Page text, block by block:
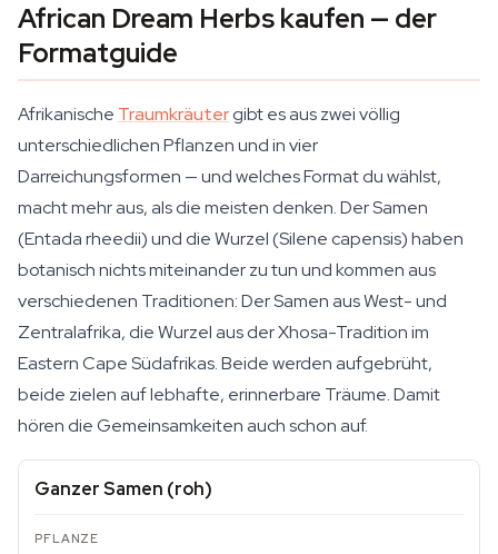
African Dream Herbs kaufen — der
Formatguide
Afrikanische Traumkräutergibt es aus zwei völlig
unterschiedlichen Pflanzen und in vier
Darreichungsformen — und welches Format du wählst,
macht mehr aus, als die meisten denken. Der Samen
(Entada rheedii) und die Wurzel (Silene capensis) haben
botanisch nichts miteinander zu tun und kommen aus
verschiedenen Traditionen: Der Samen aus West- und
Zentralafrika, die Wurzel aus der Xhosa-Tradition im
Eastern Cape Südafrikas. Beide werden aufgebrüht,
beide zielen auf lebhafte, erinnerbare Träume. Damit
hören die Gemeinsamkeiten auch schon auf.
Ganzer Samen (roh)